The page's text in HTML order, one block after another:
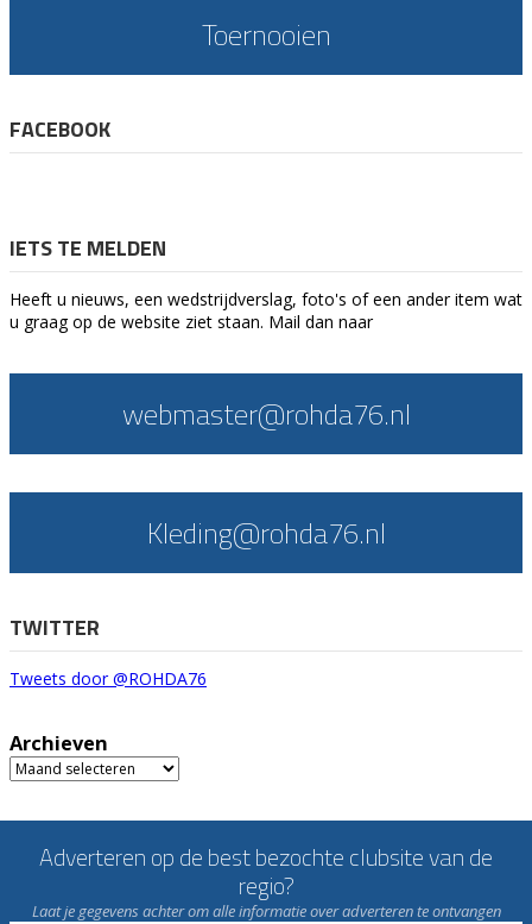
Toernooien
FACEBOOK
IETS TE MELDEN
Heeft u nieuws, een wedstrijdverslag, foto's of een ander item wat
u graag op de website ziet staan. Mail dan naar
webmaster@rohda76.nl
Kleding@rohda76.nl
TWITTER
Tweets door @ROHDA76
Archieven
Archieven
Adverteren op de best bezochte clubsite van de
regio?
Laat je gegevens achter om alle informatie over adverteren te ontvangen